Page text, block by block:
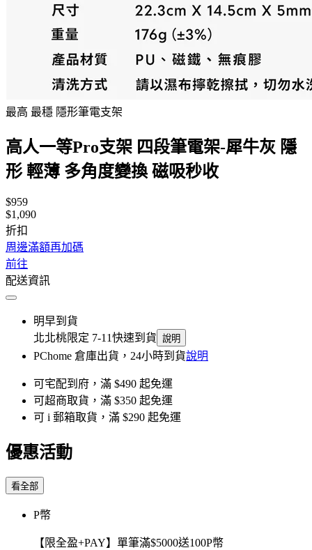
最高 最穩 隱形筆電支架
高人一等Pro支架 四段筆電架-犀牛灰 隱
形 輕薄 多角度變換 磁吸秒收
$959
$1,090
折扣
周邊滿額再加碼
前往
配送資訊
明早到貨
北北桃限定 7-11快速到貨 說明
PChome 倉庫出貨，24小時到貨說明
可宅配到府，滿 $490 起免運
可超商取貨，滿 $350 起免運
可 i 郵箱取貨，滿 $290 起免運
優惠活動
看全部
P幣
【限全盈+PAY】單筆滿$5000送100P幣